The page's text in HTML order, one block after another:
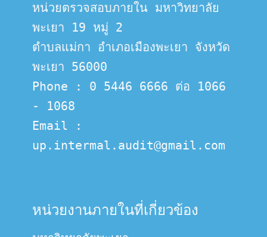
หน่วยตรวจสอบภายใน มหาวิทยาลัย
พะเยา 19 หมู่ 2
ตำบลแม่กา อำเภอเมืองพะเยา จังหวัด
พะเยา 56000
Phone : 0 5446 6666 ต่อ 1066
- 1068
Email :
up.intermal.audit@gmail.com
หน่วยงานภายในที่เกี่ยวข้อง